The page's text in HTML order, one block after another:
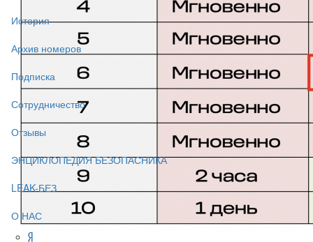
История
Архив номеров
Подписка
Сотрудничество
Отзывы
ЭНЦИКЛОПЕДИЯ БЕЗОПАСНИКА
LEAK-БЕЗ
О НАС